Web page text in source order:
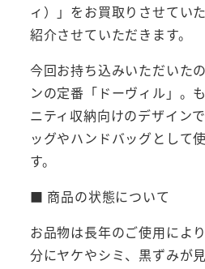
ィ）」をお買取りさせてい
紹介させていただきます。
今回お持ち込みいただいた
ンの定番「ドーヴィル」。
ニティ収納向けのデザイン
ッグやハンドバッグとして
す。
■ 商品の状態について
お品物は長年のご使用によ
分にヤケやシミ、黒ずみが